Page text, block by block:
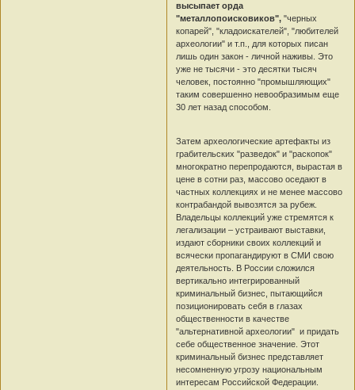
высыпает орда
"металлопоисковиков","черных
копарей", "кладоискателей", "любителей
археологии" и т.п., для которых писан
лишь один закон - личной наживы. Это
уже не тысячи - это десятки тысяч
человек, постоянно "промышляющих"
таким совершенно невообразимым еще
30 лет назад способом.
Затем археологические артефакты из
грабительских "разведок" и "раскопок"
многократно перепродаются, вырастая в
цене в сотни раз, массово оседают в
частных коллекциях и не менее массово
контрабандой вывозятся за рубеж.
Владельцы коллекций уже стремятся к
легализации – устраивают выставки,
издают сборники своих коллекций и
всячески пропагандируют в СМИ свою
деятельность. В России сложился
вертикально интегрированный
криминальный бизнес, пытающийся
позиционировать себя в глазах
общественности в качестве
"альтернативной археологии" и придать
себе общественное значение. Этот
криминальный бизнес представляет
несомненную угрозу национальным
интересам Российской Федерации.